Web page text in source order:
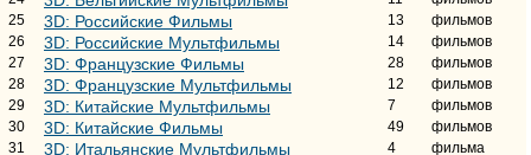
25
3D: Российские Фильмы 13
фильмов
26
3D: Российские Мультфильмы 14
фильмов
27
3D: Французские Фильмы 28
фильмов
28
3D: Французские Мультфильмы 12
фильмов
29
3D: Китайские Мультфильмы 7
фильмов
30
3D: Китайские Фильмы 49
фильмов
31
3D: Итальянские Мультфильмы 4
фильма